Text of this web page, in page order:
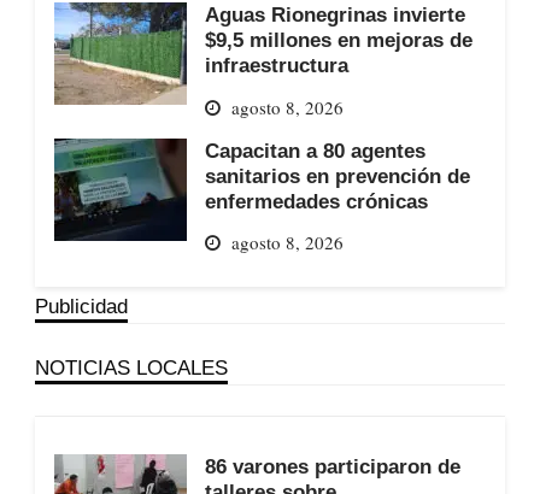
Aguas Rionegrinas invierte
$9,5 millones en mejoras de
infraestructura
agosto 8, 2026
Capacitan a 80 agentes
sanitarios en prevención de
enfermedades crónicas
agosto 8, 2026
Publicidad
NOTICIAS LOCALES
86 varones participaron de